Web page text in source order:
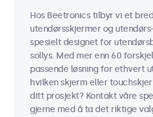
Hos Beetronics tilbyr vi et
utendørsskjermer og
spesielt designet for
sollys. Med mer enn 60
passende løsning for ethvert
hvilken skjerm eller
ditt prosjekt? Kontakt våre
gjerne med å ta det riktige